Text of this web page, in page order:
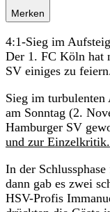
Merken
4:1-Sieg im
Der 1. FC Köln hat
SV einiges zu
Sieg im
am Sonntag (2.
Hamburger SV
und zur Einzelkritik.
In der
dann gab es zwei
HSV-Profis